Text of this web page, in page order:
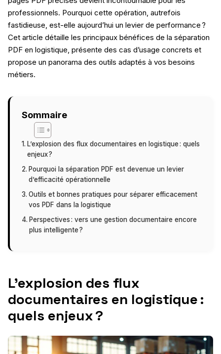
professionnels. Pourquoi cette opération, autrefois
fastidieuse, est-elle aujourd’hui un levier de performance ?
Cet article détaille les principaux bénéfices de la séparation
PDF en logistique, présente des cas d’usage concrets et
propose un panorama des outils adaptés à vos besoins
métiers.
Sommaire
L’explosion des flux documentaires en logistique : quels
enjeux ?
Pourquoi la séparation PDF est devenue un levier
d’efficacité opérationnelle
Outils et bonnes pratiques pour séparer efficacement
vos PDF dans la logistique
Perspectives : vers une gestion documentaire encore
plus intelligente ?
L’explosion des flux
documentaires en logistique :
quels enjeux ?